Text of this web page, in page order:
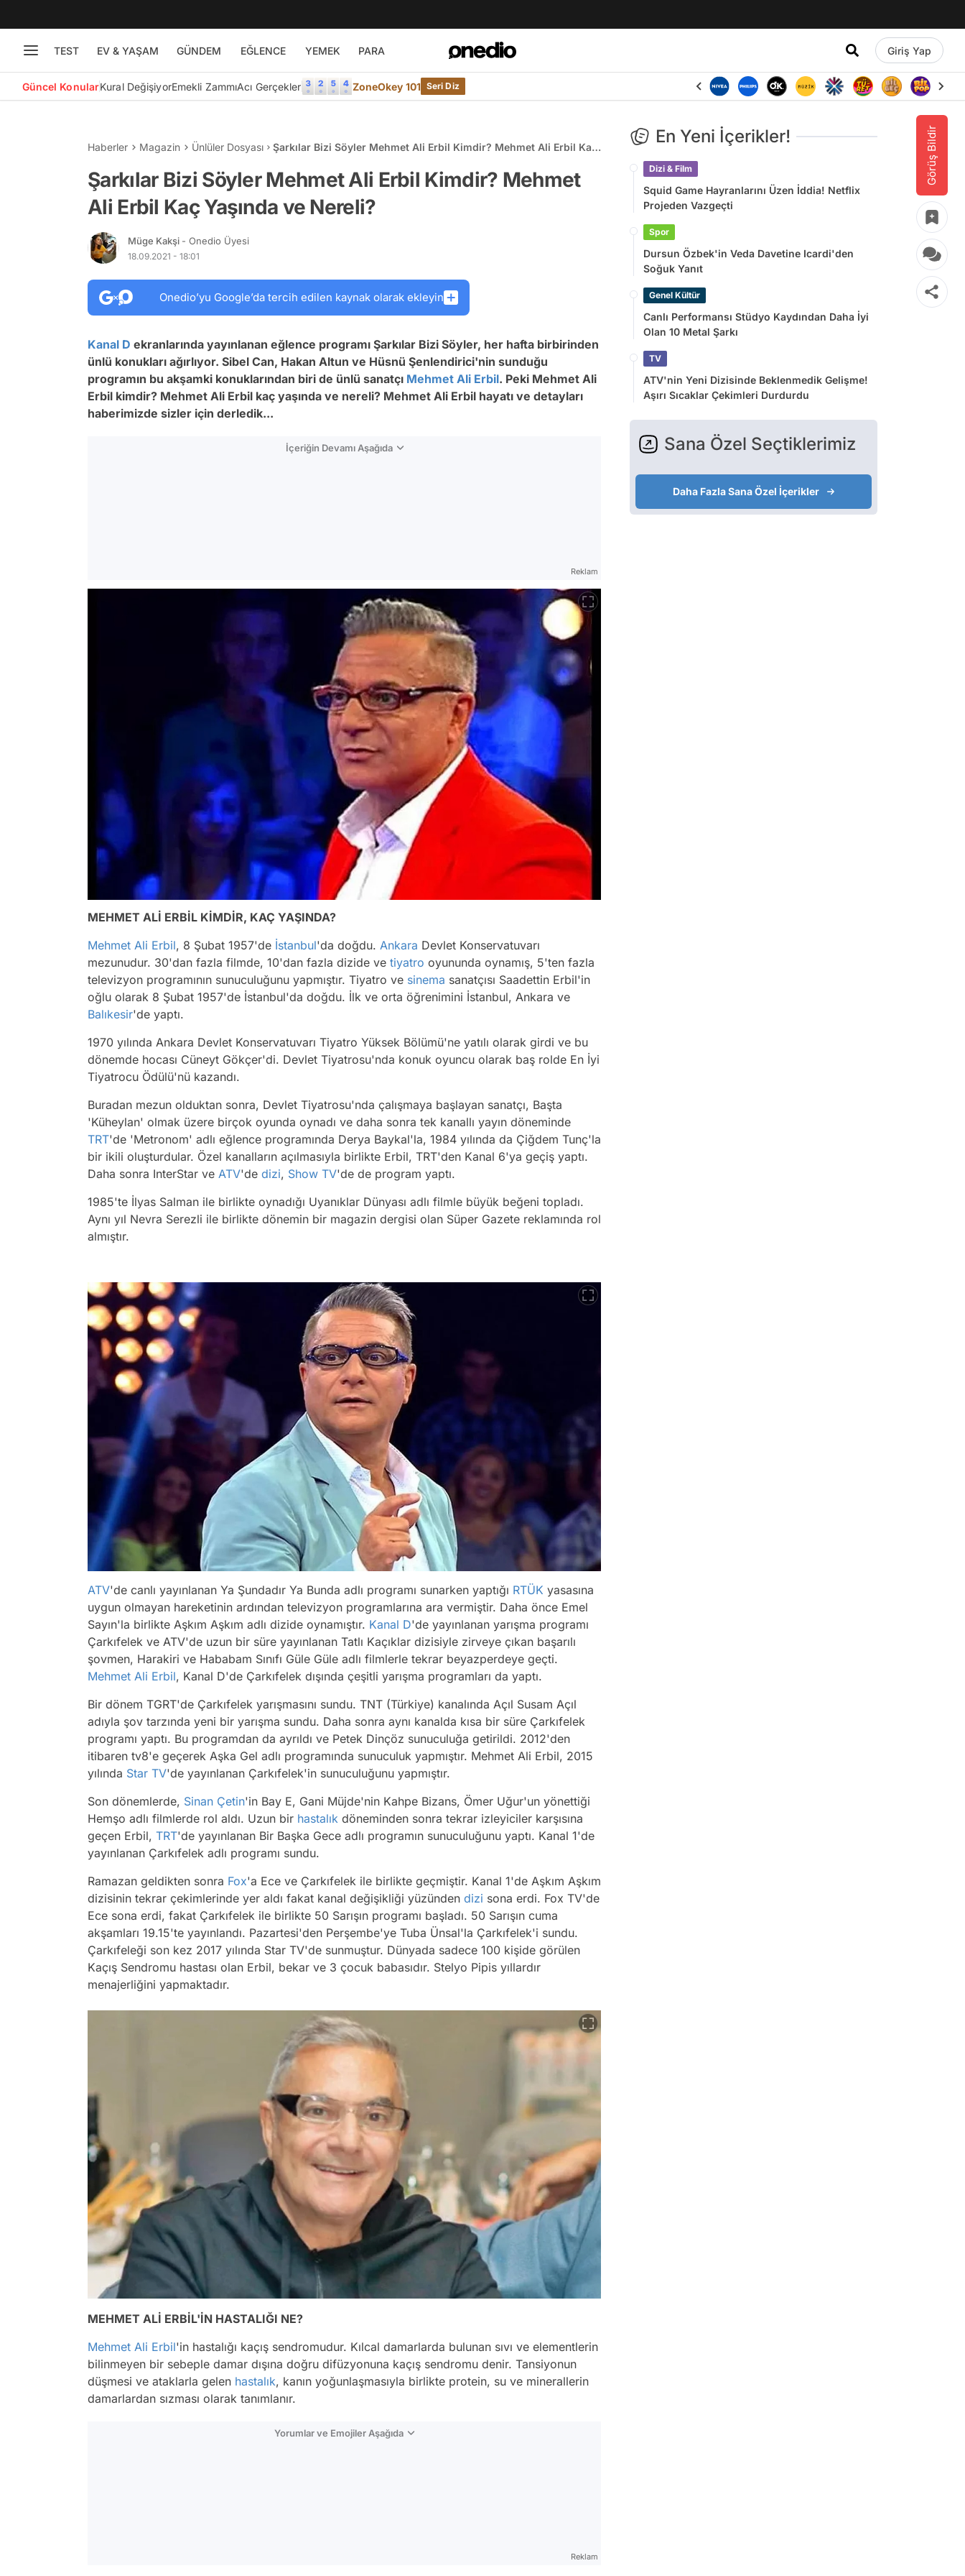
TEST EV & YAŞAM GÜNDEM EĞLENCE YEMEK PARA Giriş Yap
Güncel KonularKural DeğişiyorEmekli ZammıAcı Gerçekler ZoneOkey 101 Seri Diz
Görüş Bildir
Haberler Magazin Ünlüler Dosyası
Şarkılar Bizi Söyler Mehmet Ali Erbil Kimdir? Mehmet Ali Erbil Kaç
Şarkılar Bizi Söyler Mehmet Ali Erbil Kimdir? Mehmet
Ali Erbil Kaç Yaşında ve Nereli?
Müge Kakşi - Onedio Üyesi
18.09.2021 - 18:01
Onedio’yu Google’da tercih edilen kaynak olarak ekleyin
Kanal D ekranlarında yayınlanan eğlence programı Şarkılar Bizi Söyler, her hafta birbirinden
ünlü konukları ağırlıyor. Sibel Can, Hakan Altun ve Hüsnü Şenlendirici'nin sunduğu
programın bu akşamki konuklarından biri de ünlü sanatçı Mehmet Ali Erbil. Peki Mehmet Ali
Erbil kimdir? Mehmet Ali Erbil kaç yaşında ve nereli? Mehmet Ali Erbil hayatı ve detayları
haberimizde sizler için derledik...
İçeriğin Devamı Aşağıda
Reklam
MEHMET ALİ ERBİL KİMDİR, KAÇ YAŞINDA?
Mehmet Ali Erbil, 8 Şubat 1957'de İstanbul'da doğdu. Ankara Devlet Konservatuvarı
mezunudur. 30'dan fazla filmde, 10'dan fazla dizide ve tiyatro oyununda oynamış, 5'ten fazla
televizyon programının sunuculuğunu yapmıştır. Tiyatro ve sinema sanatçısı Saadettin Erbil'in
oğlu olarak 8 Şubat 1957'de İstanbul'da doğdu. İlk ve orta öğrenimini İstanbul, Ankara ve
Balıkesir'de yaptı.
1970 yılında Ankara Devlet Konservatuvarı Tiyatro Yüksek Bölümü'ne yatılı olarak girdi ve bu
dönemde hocası Cüneyt Gökçer'di. Devlet Tiyatrosu'nda konuk oyuncu olarak baş rolde En İyi
Tiyatrocu Ödülü'nü kazandı.
Buradan mezun olduktan sonra, Devlet Tiyatrosu'nda çalışmaya başlayan sanatçı, Başta
'Küheylan' olmak üzere birçok oyunda oynadı ve daha sonra tek kanallı yayın döneminde
TRT'de 'Metronom' adlı eğlence programında Derya Baykal'la, 1984 yılında da Çiğdem Tunç'la
bir ikili oluşturdular. Özel kanalların açılmasıyla birlikte Erbil, TRT'den Kanal 6'ya geçiş yaptı.
Daha sonra InterStar ve ATV'de dizi, Show TV'de de program yaptı.
1985'te İlyas Salman ile birlikte oynadığı Uyanıklar Dünyası adlı filmle büyük beğeni topladı.
Aynı yıl Nevra Serezli ile birlikte dönemin bir magazin dergisi olan Süper Gazete reklamında rol
almıştır.
ATV'de canlı yayınlanan Ya Şundadır Ya Bunda adlı programı sunarken yaptığı RTÜK yasasına
uygun olmayan hareketinin ardından televizyon programlarına ara vermiştir. Daha önce Emel
Sayın'la birlikte Aşkım Aşkım adlı dizide oynamıştır. Kanal D'de yayınlanan yarışma programı
Çarkıfelek ve ATV'de uzun bir süre yayınlanan Tatlı Kaçıklar dizisiyle zirveye çıkan başarılı
şovmen, Harakiri ve Hababam Sınıfı Güle Güle adlı filmlerle tekrar beyazperdeye geçti.
Mehmet Ali Erbil, Kanal D'de Çarkıfelek dışında çeşitli yarışma programları da yaptı.
Bir dönem TGRT'de Çarkıfelek yarışmasını sundu. TNT (Türkiye) kanalında Açıl Susam Açıl
adıyla şov tarzında yeni bir yarışma sundu. Daha sonra aynı kanalda kısa bir süre Çarkıfelek
programı yaptı. Bu programdan da ayrıldı ve Petek Dinçöz sunuculuğa getirildi. 2012'den
itibaren tv8'e geçerek Aşka Gel adlı programında sunuculuk yapmıştır. Mehmet Ali Erbil, 2015
yılında Star TV'de yayınlanan Çarkıfelek'in sunuculuğunu yapmıştır.
Son dönemlerde, Sinan Çetin'in Bay E, Gani Müjde'nin Kahpe Bizans, Ömer Uğur'un yönettiği
Hemşo adlı filmlerde rol aldı. Uzun bir hastalık döneminden sonra tekrar izleyiciler karşısına
geçen Erbil, TRT'de yayınlanan Bir Başka Gece adlı programın sunuculuğunu yaptı. Kanal 1'de
yayınlanan Çarkıfelek adlı programı sundu.
Ramazan geldikten sonra Fox'a Ece ve Çarkıfelek ile birlikte geçmiştir. Kanal 1'de Aşkım Aşkım
dizisinin tekrar çekimlerinde yer aldı fakat kanal değişikliği yüzünden dizi sona erdi. Fox TV'de
Ece sona erdi, fakat Çarkıfelek ile birlikte 50 Sarışın programı başladı. 50 Sarışın cuma
akşamları 19.15'te yayınlandı. Pazartesi'den Perşembe'ye Tuba Ünsal'la Çarkıfelek'i sundu.
Çarkıfeleği son kez 2017 yılında Star TV'de sunmuştur. Dünyada sadece 100 kişide görülen
Kaçış Sendromu hastası olan Erbil, bekar ve 3 çocuk babasıdır. Stelyo Pipis yıllardır
menajerliğini yapmaktadır.
MEHMET ALİ ERBİL'İN HASTALIĞI NE?
Mehmet Ali Erbil'in hastalığı kaçış sendromudur. Kılcal damarlarda bulunan sıvı ve elementlerin
bilinmeyen bir sebeple damar dışına doğru difüzyonuna kaçış sendromu denir. Tansiyonun
düşmesi ve ataklarla gelen hastalık, kanın yoğunlaşmasıyla birlikte protein, su ve minerallerin
damarlardan sızması olarak tanımlanır.
Yorumlar ve Emojiler Aşağıda
Reklam
En Yeni İçerikler!
Dizi & Film
Squid Game Hayranlarını Üzen İddia! Netflix
Projeden Vazgeçti
Spor
Dursun Özbek'in Veda Davetine Icardi'den
Soğuk Yanıt
Genel Kültür
Canlı Performansı Stüdyo Kaydından Daha İyi
Olan 10 Metal Şarkı
TV
ATV'nin Yeni Dizisinde Beklenmedik Gelişme!
Aşırı Sıcaklar Çekimleri Durdurdu
Sana Özel Seçtiklerimiz
Daha Fazla Sana Özel İçerikler